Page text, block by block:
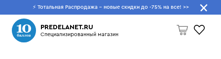
⚡ Тотальная Распродажа - новые скидки до -75% на все! >>
PREDELANET.RU
Специализированный магазин
Что будем искать?